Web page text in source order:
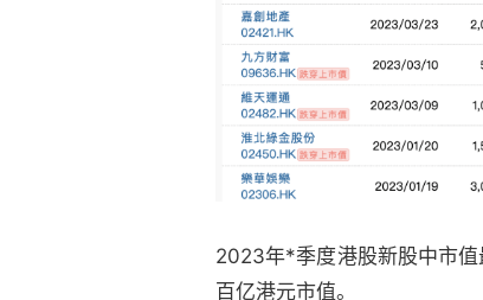
2023年*季度港股新股中市
百亿港元市值。